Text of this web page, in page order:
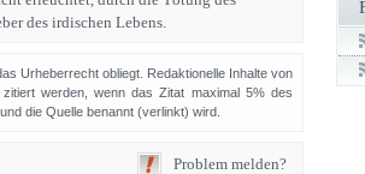
des irdischen Lebens.
Urheberrecht obliegt. Redaktionelle Inhalte von
werden, wenn das Zitat maximal 5% des
die Quelle benannt (verlinkt) wird.
Problem melden?